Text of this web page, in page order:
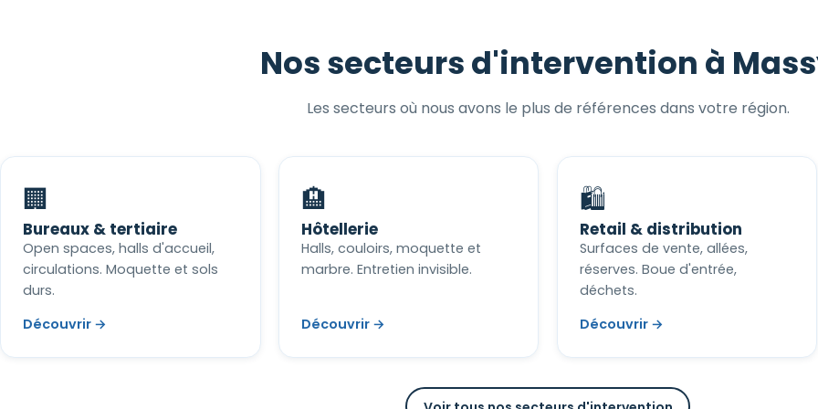
Nos secteurs d'intervention à
Les secteurs où nous avons le plus de références dans votre région.
🏢
Bureaux & tertiaire
Open spaces, halls d'accueil,
circulations. Moquette et sols
durs.
Découvrir →
🏨
Hôtellerie
Halls, couloirs, moquette et
marbre. Entretien invisible.
Découvrir →
🛍️
Retail & distribution
Surfaces de vente, allées,
réserves. Boue d'entrée,
déchets.
Découvrir →